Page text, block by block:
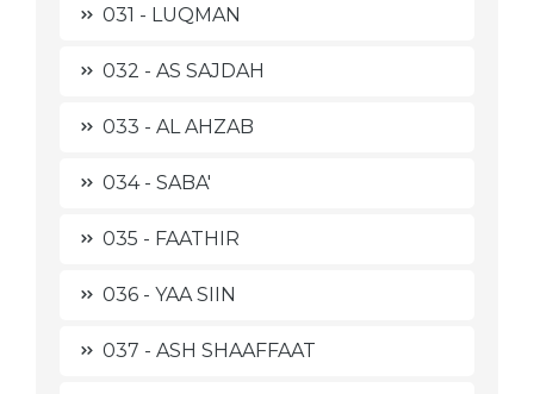
031 - LUQMAN
032 - AS SAJDAH
033 - AL AHZAB
034 - SABA'
035 - FAATHIR
036 - YAA SIIN
037 - ASH SHAAFFAAT